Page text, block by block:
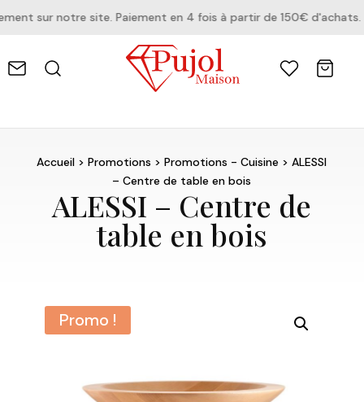
sur notre site. Paiement en 4 fois à partir de 150€ d'achats.
Accueil >Promotions >Promotions - Cuisine > ALESSI
– Centre de table en bois
ALESSI – Centre de
table en bois
Promo !